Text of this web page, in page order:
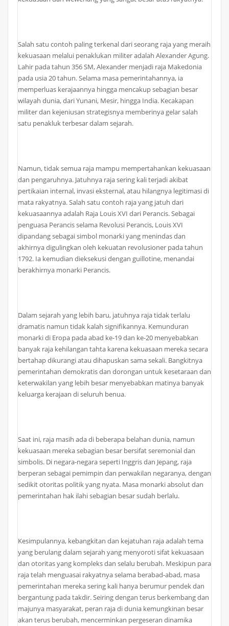
Salah satu contoh paling terkenal dari seorang raja yang meraih
kekuasaan melalui penaklukan militer adalah Alexander Agung.
Lahir pada tahun 356 SM, Alexander menjadi raja Makedonia
pada usia 20 tahun. Selama masa pemerintahannya, ia
memperluas kerajaannya hingga mencakup sebagian besar
wilayah dunia, dari Yunani, Mesir, hingga India. Kecakapan
militer dan kejeniusan strategisnya memberinya gelar salah
satu penakluk terbesar dalam sejarah.
Namun, tidak semua raja mampu mempertahankan kekuasaan
dan pengaruhnya. Jatuhnya raja sering kali terjadi akibat
pertikaian internal, invasi eksternal, atau hilangnya legitimasi di
mata rakyatnya. Salah satu contoh raja yang jatuh dari
kekuasaannya adalah Raja Louis XVI dari Perancis. Sebagai
penguasa Perancis selama Revolusi Perancis, Louis XVI
dipandang sebagai simbol monarki yang menindas dan
akhirnya digulingkan oleh kekuatan revolusioner pada tahun
1792. Ia kemudian dieksekusi dengan guillotine, menandai
berakhirnya monarki Perancis.
Dalam sejarah yang lebih baru, jatuhnya raja tidak terlalu
dramatis namun tidak kalah signifikannya. Kemunduran
monarki di Eropa pada abad ke-19 dan ke-20 menyebabkan
banyak raja kehilangan tahta karena kekuasaan mereka secara
bertahap dikurangi atau dihapuskan sama sekali. Bangkitnya
pemerintahan demokratis dan dorongan untuk kesetaraan dan
keterwakilan yang lebih besar menyebabkan matinya banyak
keluarga kerajaan di seluruh benua.
Saat ini, raja masih ada di beberapa belahan dunia, namun
kekuasaan mereka sebagian besar bersifat seremonial dan
simbolis. Di negara-negara seperti Inggris dan Jepang, raja
berperan sebagai pemimpin dan perwakilan negaranya, dengan
sedikit otoritas politik yang nyata. Masa monarki absolut dan
pemerintahan hak ilahi sebagian besar sudah berlalu.
Kesimpulannya, kebangkitan dan kejatuhan raja adalah tema
yang berulang dalam sejarah yang menyoroti sifat kekuasaan
dan otoritas yang kompleks dan selalu berubah. Meskipun para
raja telah menguasai rakyatnya selama berabad-abad, masa
pemerintahan mereka sering kali hanya berumur pendek dan
bergantung pada takdir. Seiring dengan terus berkembang dan
majunya masyarakat, peran raja di dunia kemungkinan besar
akan terus berubah, mencerminkan pergeseran dinamika